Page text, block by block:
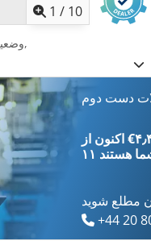
1 / 10
,
دست دوم
هستند
مطلع شوید
+44 20